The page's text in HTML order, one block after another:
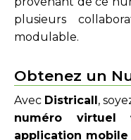
plusieurs
modulable.
Obtenez un
Avec Districall,
numéro virtuel
application mobile